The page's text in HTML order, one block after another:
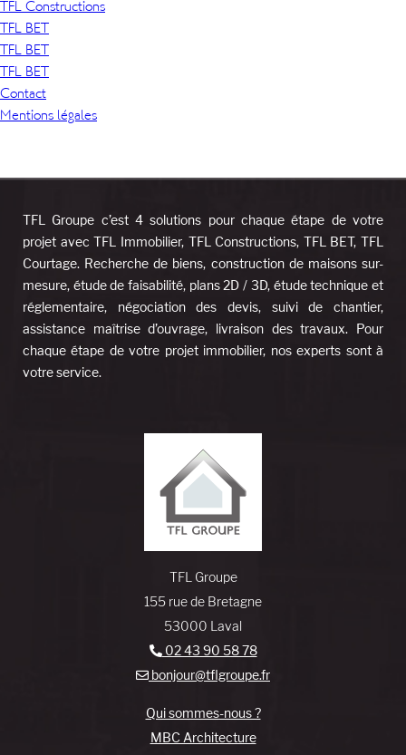
TFL Constructions
TFL BET
TFL BET
TFL BET
Contact
Mentions légales
TFL Groupe c’est 4 solutions pour chaque étape de votre
projet avec TFL Immobilier, TFL Constructions, TFL BET, TFL
Courtage. Recherche de biens, construction de maisons sur-
mesure, étude de faisabilité, plans 2D / 3D, étude technique et
réglementaire, négociation des devis, suivi de chantier,
assistance maîtrise d’ouvrage, livraison des travaux. Pour
chaque étape de votre projet immobilier, nos experts sont à
votre service.
TFL Groupe
155 rue de Bretagne
53000 Laval
02 43 90 58 78
bonjour@tflgroupe.fr
Qui sommes-nous ?
MBC Architecture